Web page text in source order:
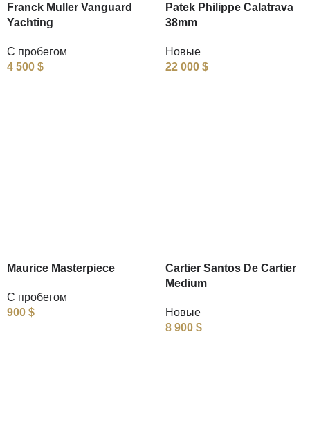
Franck Muller Vanguard
Yachting
С пробегом
4 500 $
Patek Philippe Calatrava
38mm
Новые
22 000 $
Maurice Masterpiece
С пробегом
900 $
Cartier Santos De Cartier
Medium
Новые
8 900 $